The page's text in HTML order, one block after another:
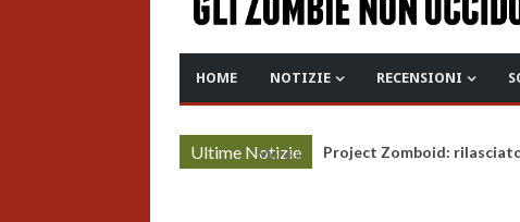
HOME NOTIZIE RECENSIONI
Ultime Notizie
More » Project Zomboid: